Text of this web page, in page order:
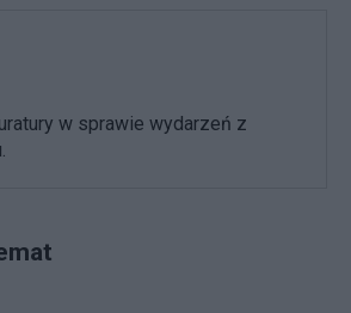
w sprawie wydarzeń z